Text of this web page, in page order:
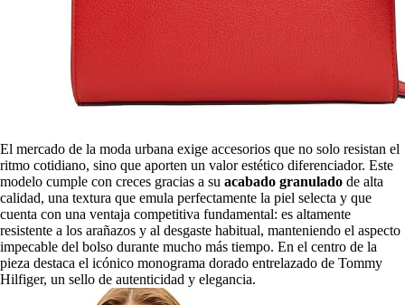
El mercado de la moda urbana exige accesorios que no solo resistan el
ritmo cotidiano, sino que aporten un valor estético diferenciador. Este
modelo cumple con creces gracias a su acabado granulado de alta
calidad, una textura que emula perfectamente la piel selecta y que
cuenta con una ventaja competitiva fundamental: es altamente
resistente a los arañazos y al desgaste habitual, manteniendo el aspecto
impecable del bolso durante mucho más tiempo. En el centro de la
pieza destaca el icónico monograma dorado entrelazado de Tommy
Hilfiger, un sello de autenticidad y elegancia.